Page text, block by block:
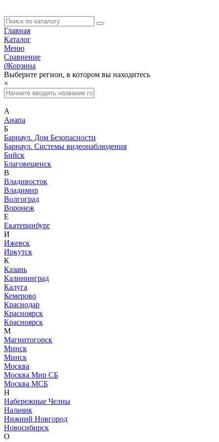
Главная
Каталог
Меню
Сравнение
0Корзина
Выберите регион, в котором вы находитесь
×
А
Анапа
Б
Барнаул. Дом Безопасности
Барнаул. Системы видеонаблюдения
Бийск
Благовещенск
В
Владивосток
Владимир
Волгоград
Воронеж
Е
Екатеринбург
И
Ижевск
Иркутск
К
Казань
Калининград
Калуга
Кемерово
Краснодар
Красноярск
Красноярск
М
Магнитогорск
Минск
Минск
Москва
Москва Мир СБ
Москва МСБ
Н
Набережные Челны
Нальчик
Нижний Новгород
Новосибирск
О